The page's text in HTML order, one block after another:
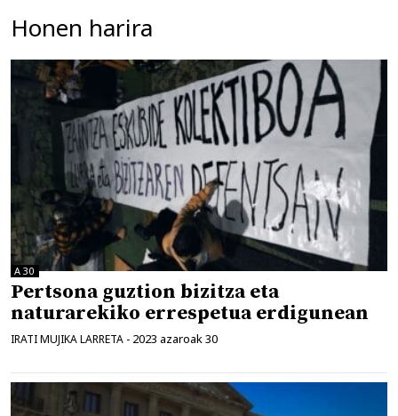
Honen harira
A30
Pertsona guztion bizitza eta
naturarekiko errespetua erdigunean
IRATI MUJIKA LARRETA - 2023 azaroak 30